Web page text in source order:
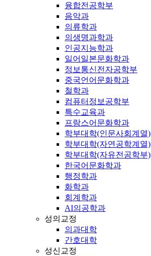
융합전공학부
음악과
의류학과
의생명과학과
인공지능학과
일어일본문화학과
정보통신전자공학부
중국언어문화학과
철학과
컴퓨터정보공학부
특수교육과
프랑스어문화학과
학부대학(인문사회계열)
학부대학(자연공학계열)
학부대학(자유전공학부)
한국어문화학과
행정학과
화학과
회계학과
AI의공학과
성의교정
의과대학
간호대학
성신교정